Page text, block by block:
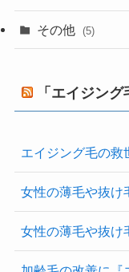
その他 (5)
「エイジン
エイジング毛の救
女性の薄毛や抜け
女性の薄毛や抜け